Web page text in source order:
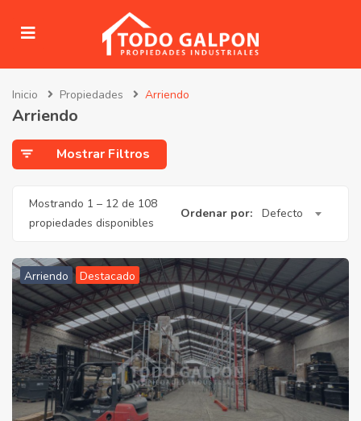
(Venta)
(Arriendo)
Inicio Propiedades Arriendo
Arriendo
Mostrar Filtros
Mostrando 1 – 12 de 108
propiedades disponibles
Ordenar por: Defecto
Arriendo Destacado